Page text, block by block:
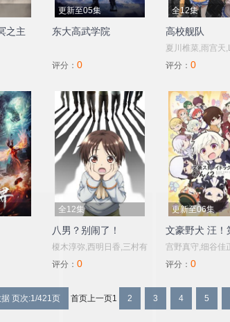
之主
更新至05集
东大高武学院
评分： 0
全12集
高校舰队
夏川椎菜,雨宫天
木望,种崎敦美,泽
香,田边留依,中村
由利香,五月ちさ
叶,宫岛惠美,山
田茜,小林优,黑
津爱理,麻仓桃,
惠,阿澄佳奈,高
相川奈都姬,清水
奈恵,小泽亚李,
评分： 0
全12集
八男？别闹了！
榎木淳弥,西明日香,三村有
己,小松未可子,市道真央,
和,野上尤加奈,浪川大辅,
评分： 0
更新至06集
文豪野犬 汪！
宫野真守,细谷佳
宏,诸星堇,石田彰,
贵,花泽香菜,大
评分： 0
页次:1/421页 首页上一页1 2 3 4 5